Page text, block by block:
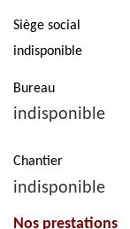
Siège social
indisponible
Bureau
indisponible
Chantier
indisponible
Nos prestations